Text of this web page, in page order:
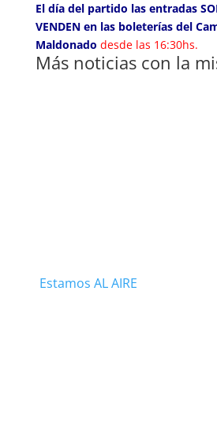
El día del partido las entradas
VENDEN en las boleterías del
Maldonado desde las 16:30hs.
Más noticias con la
Estamos AL AIRE